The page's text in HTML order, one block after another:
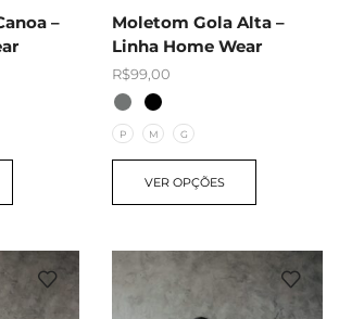
–
Moletom Gola Alta –
Linha Home Wear
R$99,00
P M G
VER OPÇÕES